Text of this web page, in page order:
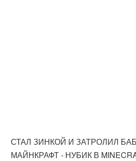
СТАЛ ЗИНКОЙ И ЗАТРОЛИЛ
МАЙНКРАФТ - НУБИК В